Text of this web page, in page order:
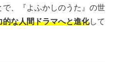
、『よふかしのうた』の世
的な人間ドラマへと進化して